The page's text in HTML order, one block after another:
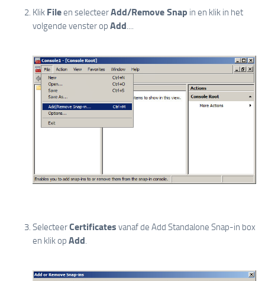
Klik Fileen selecteerAdd/Remove Snap in en klik in het
volgende venster op Add
SelecteerCertificates vanaf de Add Standalone Snap-in box
en klik op Add.